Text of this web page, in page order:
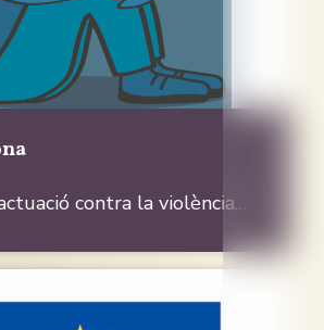
contra la violència…